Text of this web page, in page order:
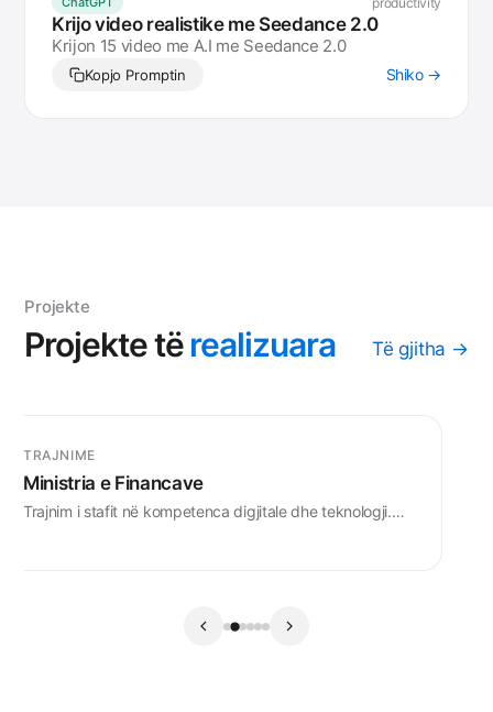
Krijo video realistike me Seedance 2.0
Krijon 15 video me A.I me Seedance 2.0
Kopjo Promptin Shiko →
Projekte
Projektetë realizuara Të gjitha →
TRAJNIME
Ministria e Financave
Trajnim i stafit në kompetenca digjitale dhe teknologji.…